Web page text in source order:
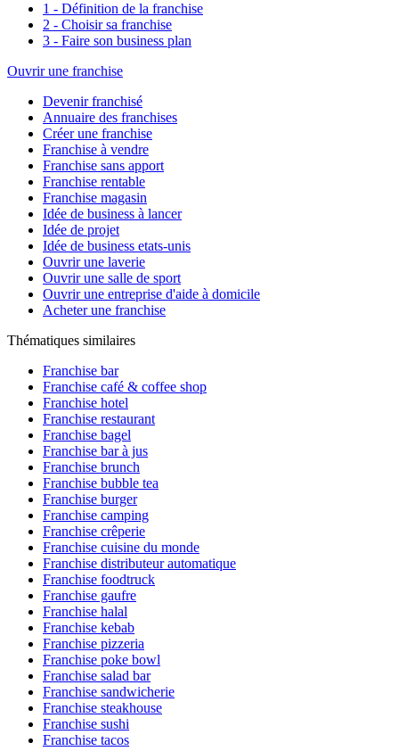
1 - Définition de la franchise
2 - Choisir sa franchise
3 - Faire son business plan
Ouvrir une franchise
Devenir franchisé
Annuaire des franchises
Créer une franchise
Franchise à vendre
Franchise sans apport
Franchise rentable
Franchise magasin
Idée de business à lancer
Idée de projet
Idée de business etats-unis
Ouvrir une laverie
Ouvrir une salle de sport
Ouvrir une entreprise d'aide à domicile
Acheter une franchise
Thématiques similaires
Franchise bar
Franchise café & coffee shop
Franchise hotel
Franchise restaurant
Franchise bagel
Franchise bar à jus
Franchise brunch
Franchise bubble tea
Franchise burger
Franchise camping
Franchise crêperie
Franchise cuisine du monde
Franchise distributeur automatique
Franchise foodtruck
Franchise gaufre
Franchise halal
Franchise kebab
Franchise pizzeria
Franchise poke bowl
Franchise salad bar
Franchise sandwicherie
Franchise steakhouse
Franchise sushi
Franchise tacos